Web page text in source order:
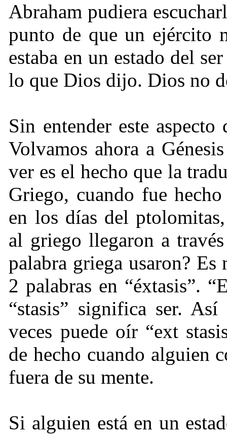
Abraham pudiera
punto de que un ejército
estaba en un estado del
lo que Dios dijo. Dios no
Sin entender este
Volvamos ahora a
ver es el hecho que la
Griego, cuando fue
en los días del
al griego llegaron a
palabra griega usaron?
2 palabras en “éxtasis”.
“stasis” significa ser. Así
veces puede oír “ext
de hecho cuando alguien
fuera de su mente.
Si alguien está en un